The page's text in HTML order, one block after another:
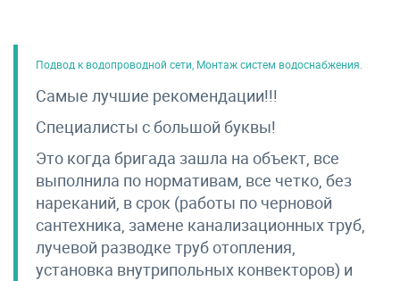
Подвод к водопроводной сети, Монтаж систем водоснабжения.
Самые лучшие рекомендации!!!
Специалисты с большой буквы!
Это когда бригада зашла на объект, все
выполнила по нормативам, все четко, без
нареканий, в срок (работы по черновой
сантехника, замене канализационных труб,
лучевой разводке труб отопления,
установка внутрипольных конвекторов) и